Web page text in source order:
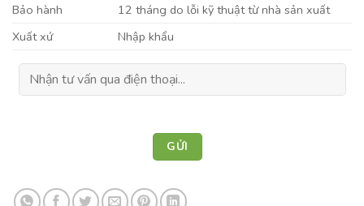
Bảo hành
12 tháng do lỗi kỹ thuật từ nhà sản xuất
Xuất xứ
Nhập khẩu